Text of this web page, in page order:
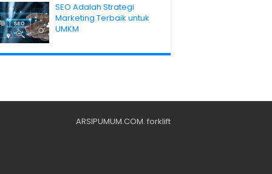
SEO Adalah Strategi
Marketing Terbaik untuk
UMKM
ARSIPUMUM.COM. forklift